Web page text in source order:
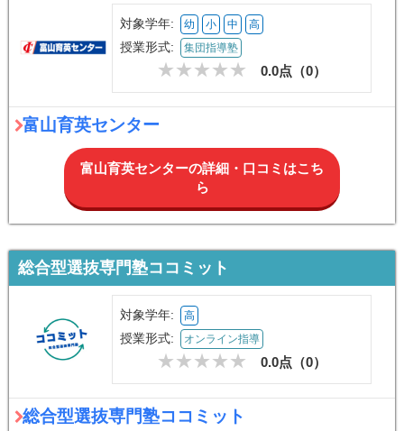
対象学年: 幼 小 中 高
授業形式: 集団指導塾
0.0点（0）
富山育英センター
富山育英センターの詳細・口コミはこち
ら
総合型選抜専門塾ココミット
対象学年: 高
授業形式: オンライン指導
0.0点（0）
総合型選抜専門塾ココミット